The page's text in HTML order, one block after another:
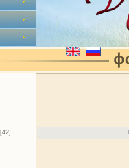
[42]